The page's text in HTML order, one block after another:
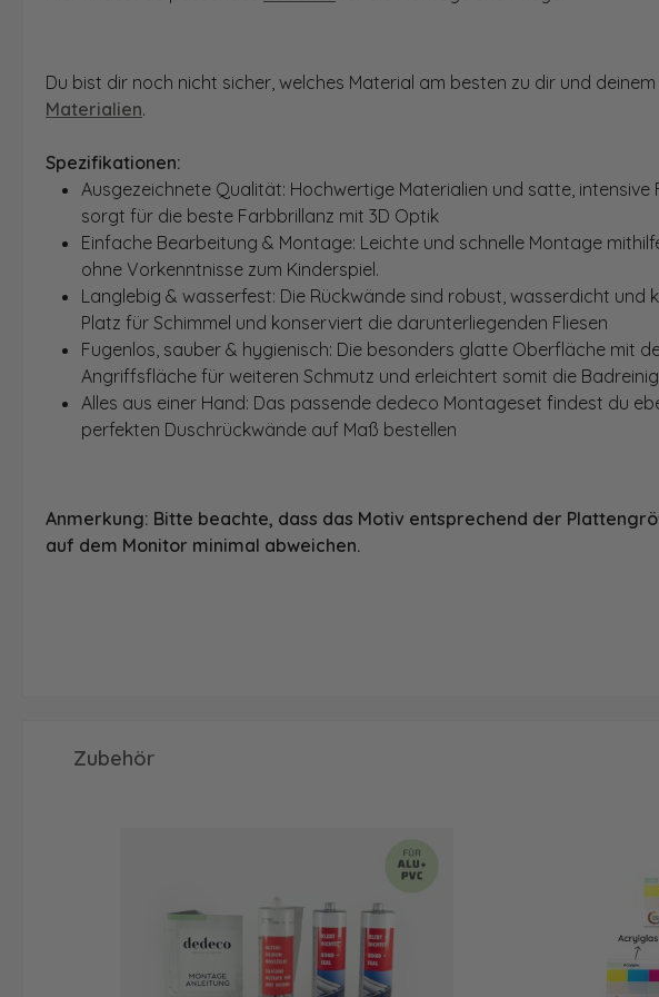
Du bist dir noch nicht sicher, welches Material am besten zu dir und
Materialien.
Spezifikationen:
Ausgezeichnete Qualität: Hochwertige Materialien und satte,
sorgt für die beste Farbbrillanz mit 3D Optik
Einfache Bearbeitung & Montage: Leichte und schnelle Montage
ohne Vorkenntnisse zum Kinderspiel.
Langlebig & wasserfest: Die Rückwände sind robust, wasserdicht
Platz für Schimmel und konserviert die darunterliegenden Fliesen
Fugenlos, sauber & hygienisch: Die besonders glatte Oberfläche mit
Angriffsfläche für weiteren Schmutz und erleichtert somit die
Alles aus einer Hand: Das passende dedeco Montageset findest du
perfekten Duschrückwände auf Maß bestellen
Anmerkung: Bitte beachte, dass das Motiv entsprechend der
auf dem Monitor minimal abweichen.
Produktgalerie überspringen
Zubehör